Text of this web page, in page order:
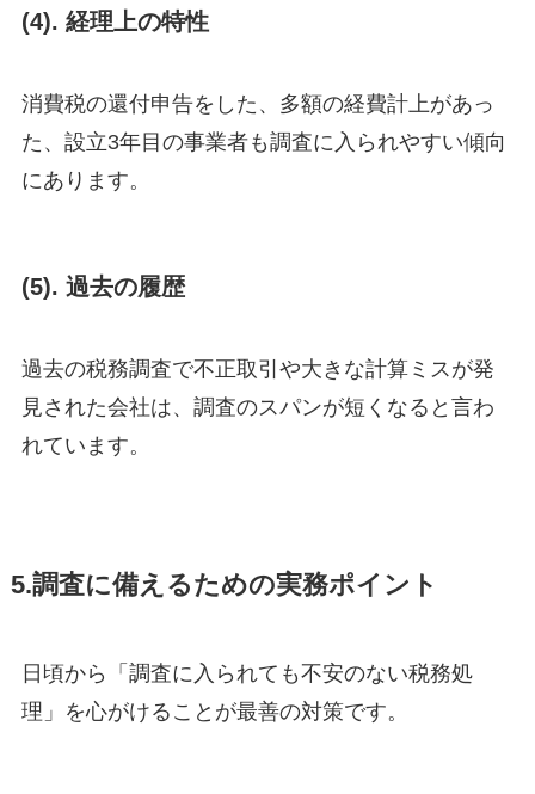
(4). 経理上の特性
消費税の還付申告をした、多額の経費計上があっ
た、設立3年目の事業者も調査に入られやすい傾向
にあります。
(5). 過去の履歴
過去の税務調査で不正取引や大きな計算ミスが発
見された会社は、調査のスパンが短くなると言わ
れています。
5.調査に備えるための実務ポイント
日頃から「調査に入られても不安のない税務処
理」を心がけることが最善の対策です。